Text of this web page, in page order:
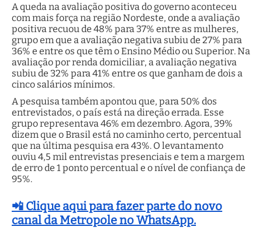
A queda na avaliação positiva do governo aconteceu
com mais força na região Nordeste, onde a avaliação
positiva recuou de 48% para 37% entre as mulheres,
grupo em que a avaliação negativa subiu de 27% para
36% e entre os que têm o Ensino Médio ou Superior. Na
avaliação por renda domiciliar, a avaliação negativa
subiu de 32% para 41% entre os que ganham de dois a
cinco salários mínimos.
A pesquisa também apontou que, para 50% dos
entrevistados, o país está na direção errada. Esse
grupo representava 46% em dezembro. Agora, 39%
dizem que o Brasil está no caminho certo, percentual
que na última pesquisa era 43%. O levantamento
ouviu 4,5 mil entrevistas presenciais e tem a margem
de erro de 1 ponto percentual e o nível de confiança de
95%.
📲 Clique aqui para fazer parte do novo
canal da Metropole no WhatsApp.